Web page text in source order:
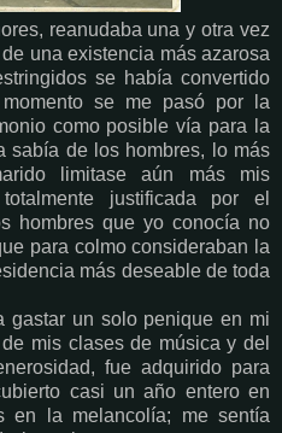
reanudaba una y otra vez
una existencia más azarosa
se había convertido
se me pasó por la
como posible vía para la
sabía de los hombres, lo más
limitase aún más mis
justificada por el
hombres que yo conocía no
para colmo consideraban la
más deseable de toda
gastar un solo penique en mi
mis clases de música y del
fue adquirido para
casi un año entero en
en la melancolía; me sentía